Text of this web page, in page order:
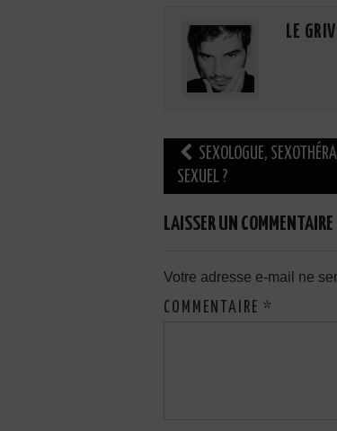
LE
Navigation
des
SEXOLOGUE,
SEXUEL ?
LAISSER UN COMMENTAIRE
Votre adresse e-mail ne
COMMENTAIRE *